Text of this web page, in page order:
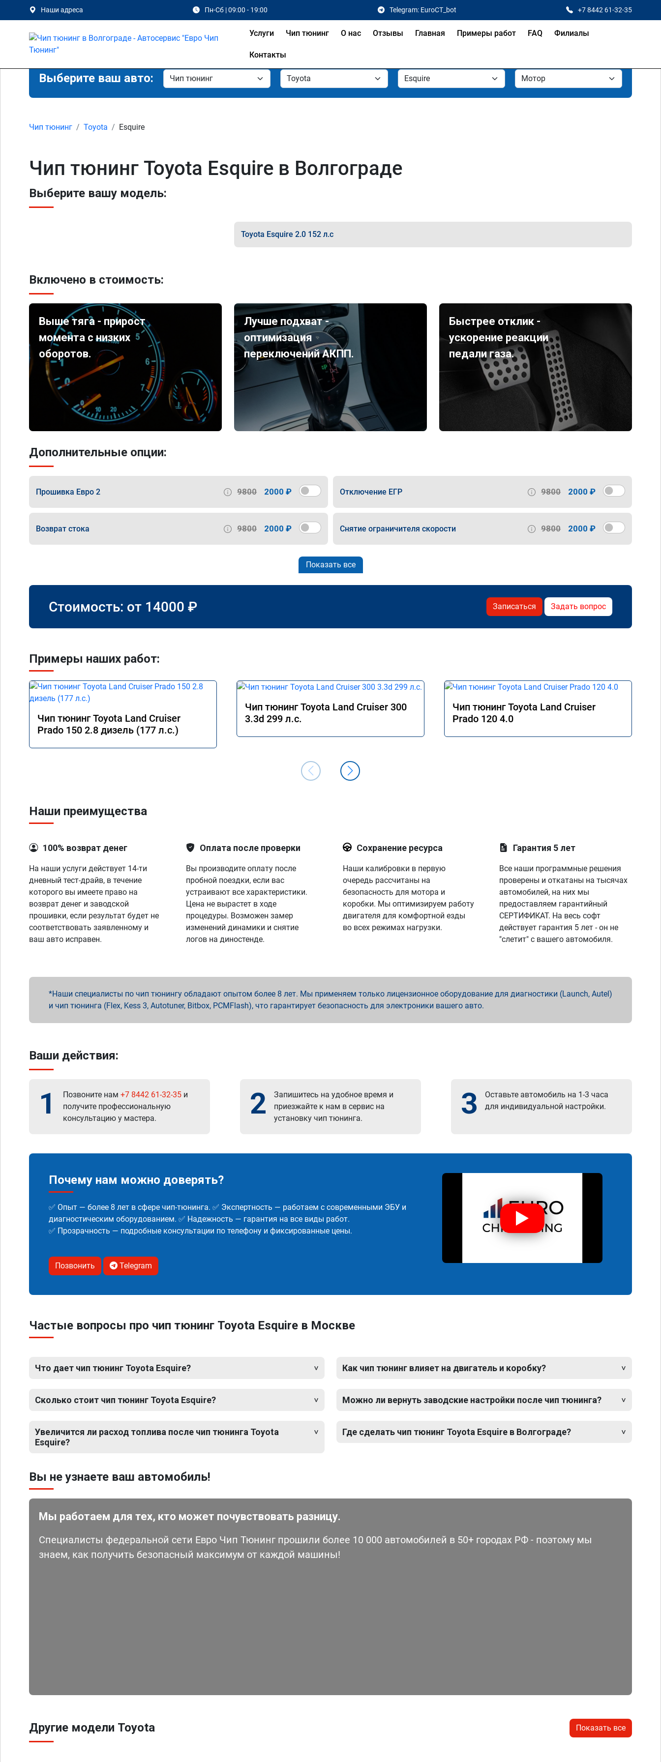
Наши адреса Пн-Сб | 09:00 - 19:00 Telegram: EuroCT_bot +7 8442 61-32-35
Услуги Чип тюнинг О нас Отзывы Главная Примеры работ FAQ Филиалы
Контакты
Выберите ваш авто:
Чип тюнинг Toyota Esquire
Чип тюнинг Toyota Esquire в Волгограде
Выберите вашу модель:
Toyota Esquire 2.0 152 л.с
Включено в стоимость:
Выше тяга - прирост
момента с низких
оборотов.
Лучше подхват -
оптимизация
переключений АКПП.
Быстрее отклик -
ускорение реакции
педали газа.
Дополнительные опции:
Прошивка Евро 2 9800 2000 ₽ Отключение ЕГР 9800 2000 ₽
Возврат стока 9800 2000 ₽ Снятие ограничителя скорости 9800 2000 ₽
Показать все
Стоимость: от 14000 ₽ Записаться Задать вопрос
Примеры наших работ:
Чип тюнинг Toyota Land Cruiser
Prado 150 2.8 дизель (177 л.с.)
Чип тюнинг Toyota Land Cruiser 300
3.3d 299 л.с.
Чип тюнинг Toyota Land Cruiser
Prado 120 4.0
Наши преимущества
100% возврат денег
На наши услуги действует 14-ти
дневный тест-драйв, в течение
которого вы имеете право на
возврат денег и заводской
прошивки, если результат будет не
соответствовать заявленному и
ваш авто исправен.
Оплата после проверки
Вы производите оплату после
пробной поездки, если вас
устраивают все характеристики.
Цена не вырастет в ходе
процедуры. Возможен замер
изменений динамики и снятие
логов на диностенде.
Сохранение ресурса
Наши калибровки в первую
очередь рассчитаны на
безопасность для мотора и
коробки. Мы оптимизируем работу
двигателя для комфортной езды
во всех режимах нагрузки.
Гарантия 5 лет
Все наши программные решения
проверены и откатаны на тысячах
автомобилей, на них мы
предоставляем гарантийный
СЕРТИФИКАТ. На весь софт
действует гарантия 5 лет - он не
"слетит" с вашего автомобиля.
Наши специалисты по чип тюнингу обладают опытом более 8 лет. Мы применяем только лицензионное оборудование для диагностики (Launch, Autel)
и чип тюнинга (Flex, Kess 3, Autotuner, Bitbox, PCMFlash), что гарантирует безопасность для электроники вашего авто.
Ваши действия:
1 Позвоните нам +7 8442 61-32-35 и
получите профессиональную
консультацию у мастера.
2
Запишитесь на удобное время и
приезжайте к нам в сервис на
установку чип тюнинга.
3
Оставьте автомобиль на 1-3 часа
для индивидуальной настройки.
Почему нам можно доверять?
✅ Опыт — более 8 лет в сфере чип-тюнинга. ✅ Экспертность — работаем с современными ЭБУ и
диагностическим оборудованием. ✅ Надежность — гарантия на все виды работ.
✅ Прозрачность — подробные консультации по телефону и фиксированные цены.
Позвонить Telegram
Частые вопросы про чип тюнинг Toyota Esquire в Москве
Что дает чип тюнинг Toyota Esquire?
Сколько стоит чип тюнинг Toyota Esquire?
Увеличится ли расход топлива после чип тюнинга Toyota
Esquire?
Как чип тюнинг влияет на двигатель и коробку?
Можно ли вернуть заводские настройки после чип тюнинга?
Где сделать чип тюнинг Toyota Esquire в Волгограде?
Вы не узнаете ваш автомобиль!
Мы работаем для тех, кто может почувствовать разницу.
Специалисты федеральной сети Евро Чип Тюнинг прошили более 10 000 автомобилей в 50+ городах РФ - поэтому мы
знаем, как получить безопасный максимум от каждой машины!
Другие модели Toyota Показать все